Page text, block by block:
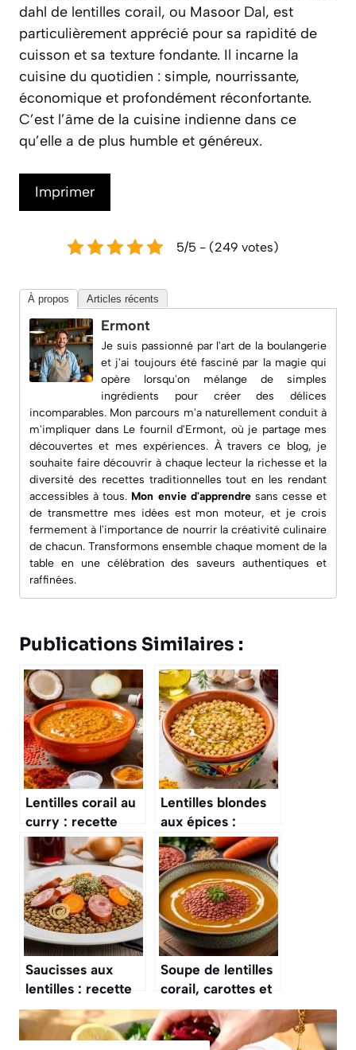
dahl de lentilles corail, ou Masoor Dal, est
particulièrement apprécié pour sa rapidité de
cuisson et sa texture fondante. Il incarne la
cuisine du quotidien : simple, nourrissante,
économique et profondément réconfortante.
C’est l’âme de la cuisine indienne dans ce
qu’elle a de plus humble et généreux.
Imprimer
5/5 - (249 votes)
À propos Articles récents
Ermont
Je suis passionné par l'art de la boulangerie
et j'ai toujours été fasciné par la magie qui
opère lorsqu'on mélange de simples
ingrédients pour créer des délices
incomparables. Mon parcours m'a naturellement conduit à
m'impliquer dans Le fournil d'Ermont, où je partage mes
découvertes et mes expériences. À travers ce blog, je
souhaite faire découvrir à chaque lecteur la richesse et la
diversité des recettes traditionnelles tout en les rendant
accessibles à tous. Mon envie d'apprendresans cesse et
de transmettre mes idées est mon moteur, et je crois
fermement à l'importance de nourrir la créativité culinaire
de chacun. Transformons ensemble chaque moment de la
table en une célébration des saveurs authentiques et
raffinées.
Publications Similaires :
Lentilles corail au
curry : recette
savoureuse et
facile
Lentilles blondes
aux épices :
recette
savoureuse et
facile
Saucisses aux
lentilles : recette
traditionnelle
facile et
savoureuse
Soupe de lentilles
corail, carottes et
lait de coco :
recette
gourmande et